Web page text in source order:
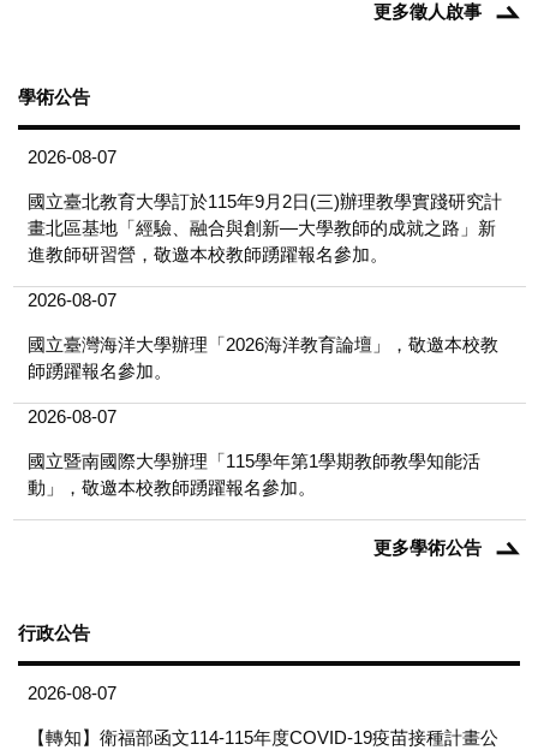
更多徵人啟事
學術公告
2026-08-07
國立臺北教育大學訂於115年9月2日(三)辦理教學實踐研究計
畫北區基地「經驗、融合與創新—大學教師的成就之路」新
進教師研習營，敬邀本校教師踴躍報名參加。
2026-08-07
國立臺灣海洋大學辦理「2026海洋教育論壇」，敬邀本校教
師踴躍報名參加。
2026-08-07
國立暨南國際大學辦理「115學年第1學期教師教學知能活
動」，敬邀本校教師踴躍報名參加。
更多學術公告
行政公告
2026-08-07
【轉知】衛福部函文114-115年度COVID-19疫苗接種計畫公